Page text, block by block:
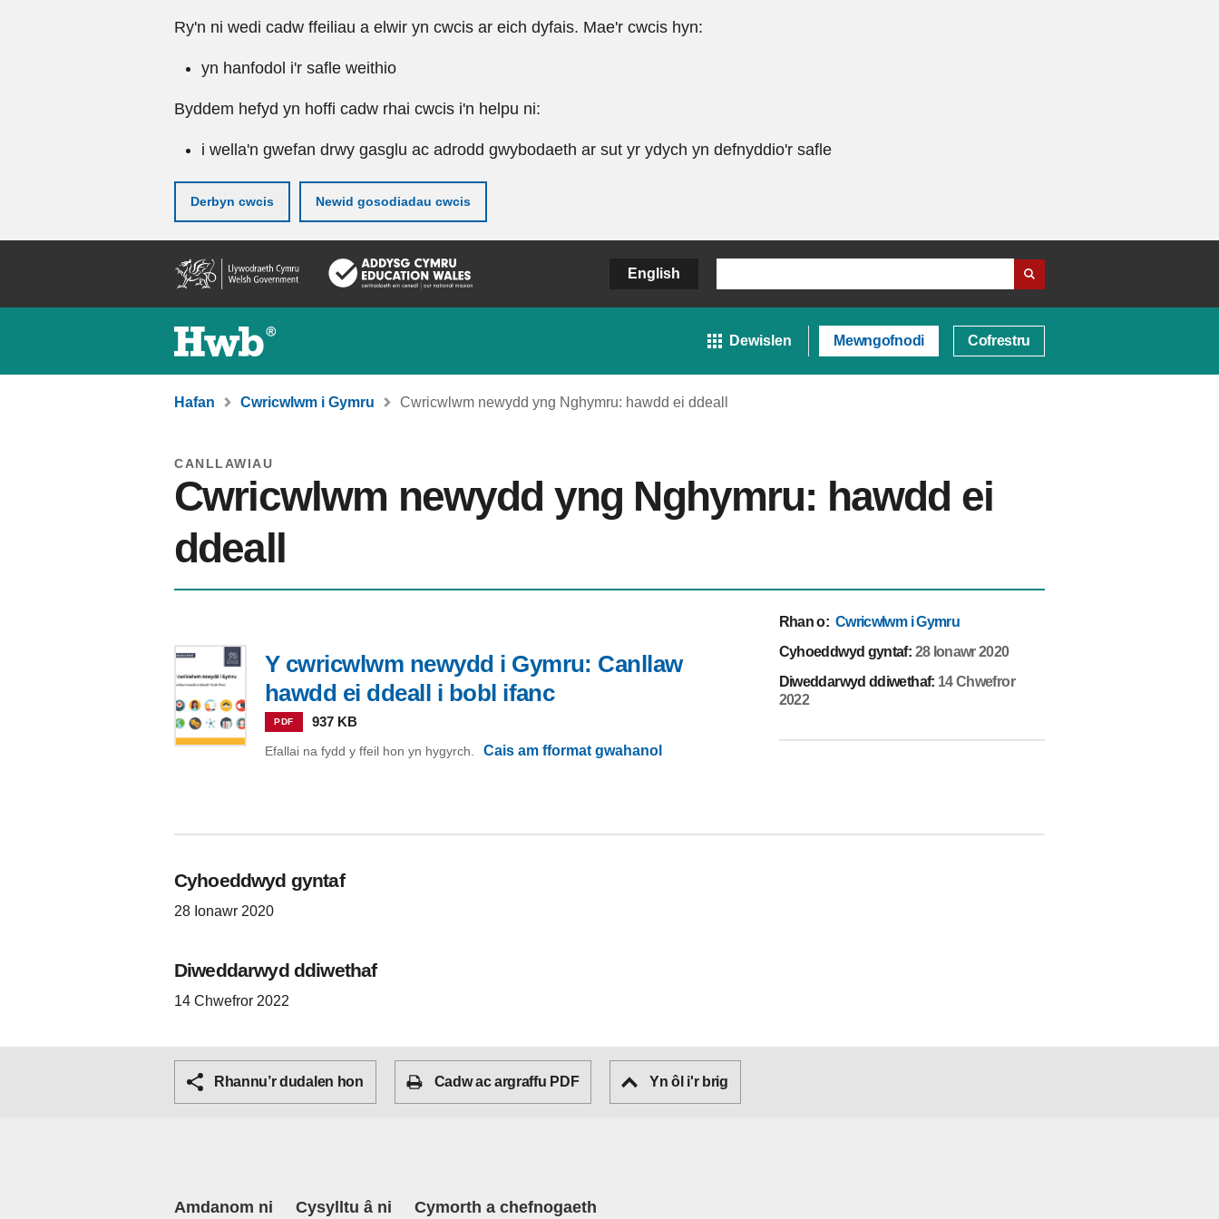
Ry'n ni wedi cadw ffeiliau a elwir yn cwcis ar eich dyfais. Mae'r cwcis hyn:
yn hanfodol i'r safle weithio
Byddem hefyd yn hoffi cadw rhai cwcis i'n helpu ni:
i wella'n gwefan drwy gasglu ac adrodd gwybodaeth ar sut yr ydych yn defnyddio'r safle
Derbyn cwcis Newid gosodiadau cwcis
gynnwy
English
Dewislen Mewngofnodi Cofrestru
Hafan Cwricwlwm i Gymru Cwricwlwm newydd yng Nghymru: hawdd ei ddeall
CANLLAWIAU
Cwricwlwm newydd yng Nghymru: hawdd ei
ddeall
Y cwricwlwm newydd i Gymru: Canllaw
hawdd ei ddeall i bobl ifanc
PDF 937 KB
Efallai na fydd y ffeil hon yn hygyrch. Cais am fformat gwahanol
Rhan o: Cwricwlwm i Gymru
Cyhoeddwyd gyntaf: 28 Ionawr 2020
Diweddarwyd ddiwethaf: 14 Chwefror
2022
Cyhoeddwyd gyntaf
28 Ionawr 2020
Diweddarwyd ddiwethaf
14 Chwefror 2022
Rhannu’r dudalen hon Cadw ac argraffu PDF Yn ôl i'r brig
Amdanom ni Cysylltu â ni Cymorth a chefnogaeth